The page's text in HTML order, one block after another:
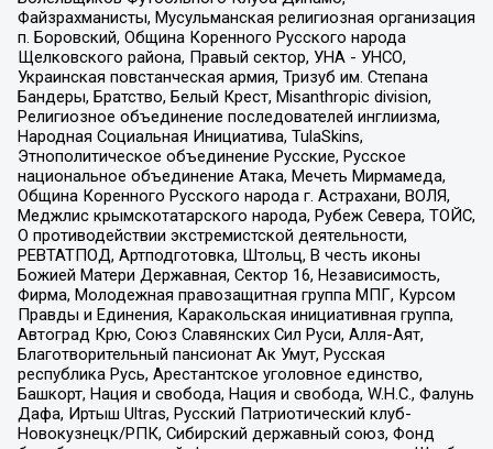
Файзрахманисты, Мусульманская религиозная организация
п. Боровский, Община Коренного Русского народа
Щелковского района, Правый сектор, УНА - УНСО,
Украинская повстанческая армия, Тризуб им. Степана
Бандеры, Братство, Белый Крест, Misanthropic division,
Религиозное объединение последователей инглиизма,
Народная Социальная Инициатива, TulaSkins,
Этнополитическое объединение Русские, Русское
национальное объединение Атака, Мечеть Мирмамеда,
Община Коренного Русского народа г. Астрахани, ВОЛЯ,
Меджлис крымскотатарского народа, Рубеж Севера, ТОЙС,
О противодействии экстремистской деятельности,
РЕВТАТПОД, Артподготовка, Штольц, В честь иконы
Божией Матери Державная, Сектор 16, Независимость,
Фирма, Молодежная правозащитная группа МПГ, Курсом
Правды и Единения, Каракольская инициативная группа,
Автоград Крю, Союз Славянских Сил Руси, Алля-Аят,
Благотворительный пансионат Ак Умут, Русская
республика Русь, Арестантское уголовное единство,
Башкорт, Нация и свобода, Нация и свобода, W.H.С., Фалунь
Дафа, Иртыш Ultras, Русский Патриотический клуб-
Новокузнецк/РПК, Сибирский державный союз, Фонд